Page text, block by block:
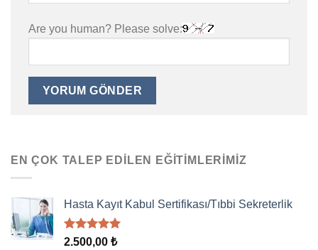
Are you human? Please solve:
EN ÇOK TALEP EDILEN EĞITIMLERIMIZ
Hasta Kayıt Kabul Sertifikası/Tıbbi Sekreterlik
5 üzerinden
2.500,00 ₺